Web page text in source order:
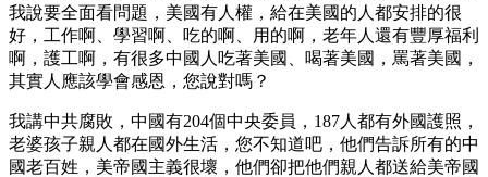
我說要全面看問題，美國有人權，給在美國的人都安排的很
好，工作啊、學習啊、吃的啊、用的啊，老年人還有豐厚福利
啊，護工啊，有很多中國人吃著美國、喝著美國，罵著美國，
其實人應該學會感恩，您說對嗎？
我講中共腐敗，中國有204個中央委員，187人都有外國護照，
老婆孩子親人都在國外生活，您不知道吧，他們告訴所有的中
國老百姓，美帝國主義很壞，他們卻把他們親人都送給美帝國